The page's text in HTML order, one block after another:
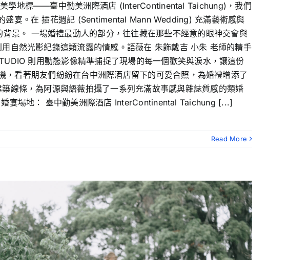
美學地標——臺中勤美洲際酒店 (InterContinental Taichung)，我們
盛宴。在 插花週記 (Sentimental Mann Wedding) 充滿藝術感與
景。 一場婚禮最動人的部分，往往藏在那些不經意的眼神交會與
自然光影紀錄這類流露的情感。語薇在 朱飾戴吉 小朱 老師的精手
則用動態影像精準捕捉了現場的每一個歡笑與淚水，讓這份
看著朋友們紛紛在台中洲際酒店留下的可愛合照，為婚禮增添了
線條，為阿源與語薇拍攝了一系列充滿故事感與雜誌質感的類婚
宴場地： 臺中勤美洲際酒店 InterContinental Taichung [...]
Read More